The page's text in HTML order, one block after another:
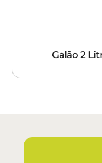
Galão 2